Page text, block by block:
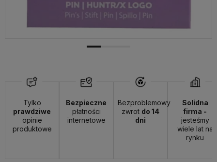
Tylko
prawdziwe
opinie
produktowe
Bezpieczne
płatności
internetowe
Bezproblemowy
zwrot do 14
dni
Solidna
firma -
jesteśmy
wiele lat na
rynku